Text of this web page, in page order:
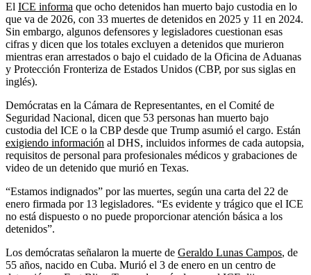
El ICE informa que ocho detenidos han muerto bajo custodia en lo
que va de 2026, con 33 muertes de detenidos en 2025 y 11 en 2024.
Sin embargo, algunos defensores y legisladores cuestionan esas
cifras y dicen que los totales excluyen a detenidos que murieron
mientras eran arrestados o bajo el cuidado de la Oficina de Aduanas
y Protección Fronteriza de Estados Unidos (CBP, por sus siglas en
inglés).
Demócratas en la Cámara de Representantes, en el Comité de
Seguridad Nacional, dicen que 53 personas han muerto bajo
custodia del ICE o la CBP desde que Trump asumió el cargo. Están
exigiendo información al DHS, incluidos informes de cada autopsia,
requisitos de personal para profesionales médicos y grabaciones de
video de un detenido que murió en Texas.
“Estamos indignados” por las muertes, según una carta del 22 de
enero firmada por 13 legisladores. “Es evidente y trágico que el ICE
no está dispuesto o no puede proporcionar atención básica a los
detenidos”.
Los demócratas señalaron la muerte de Geraldo Lunas Campos, de
55 años, nacido en Cuba. Murió el 3 de enero en un centro de